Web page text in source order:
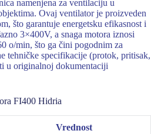
namenjena za ventilaciju u
Ovaj ventilator je proizveden
što garantuje energetsku efikasnost i
3×400V, a snaga motora iznosi
o/min, što ga čini pogodnim za
tehničke specifikacije (protok, pritisak,
u originalnoj dokumentaciji
FI400 Hidria
Vrednost